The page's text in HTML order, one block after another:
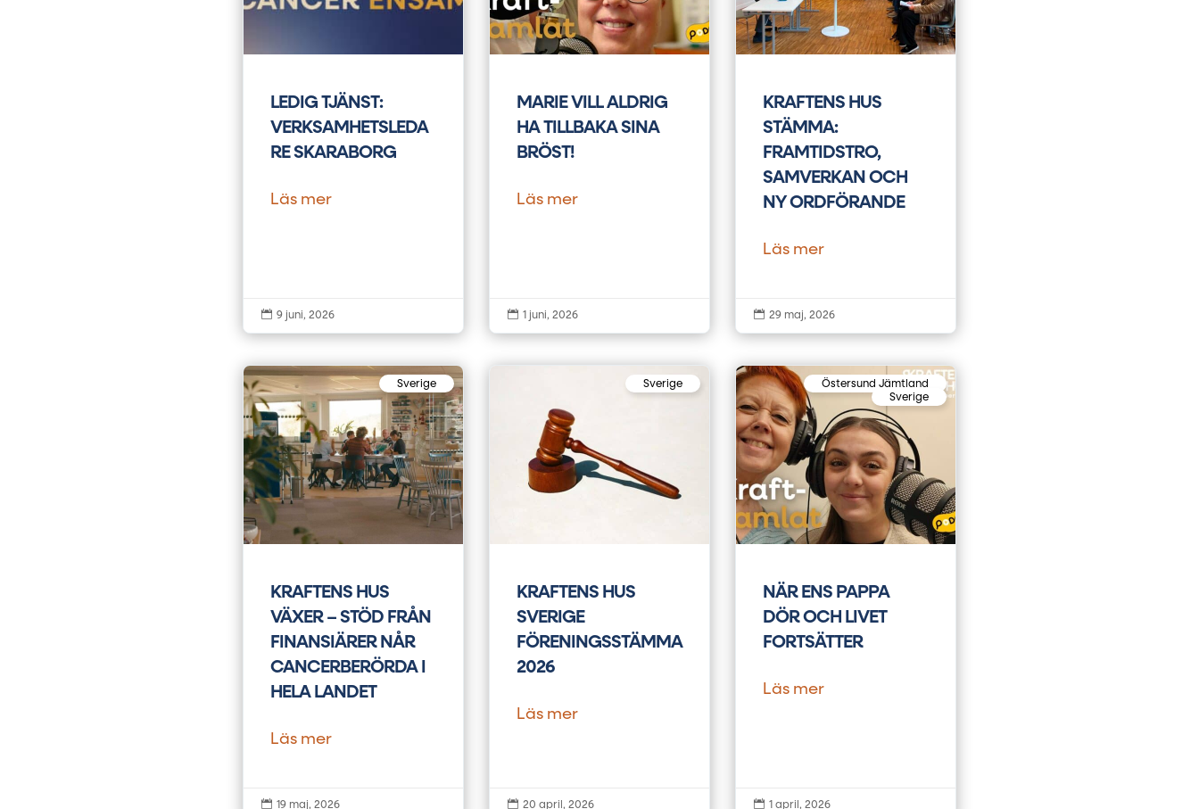
LEDIG TJÄNST:
VERKSAMHETSLEDA
RE SKARABORG
Läs mer
 9 juni, 2026
MARIE VILL ALDRIG
HA TILLBAKA SINA
BRÖST!
Läs mer
 1 juni, 2026
KRAFTENS HUS
STÄMMA:
FRAMTIDSTRO,
SAMVERKAN OCH
NY ORDFÖRANDE
Läs mer
 29 maj, 2026
Sverige
KRAFTENS HUS
VÄXER – STÖD FRÅN
FINANSIÄRER NÅR
CANCERBERÖRDA I
HELA LANDET
Läs mer
 19 maj, 2026
Sverige
KRAFTENS HUS
SVERIGE
FÖRENINGSSTÄMMA
2026
Läs mer
 20 april, 2026
Östersund Jämtland
Sverige
NÄR ENS PAPPA
DÖR OCH LIVET
FORTSÄTTER
Läs mer
 1 april, 2026